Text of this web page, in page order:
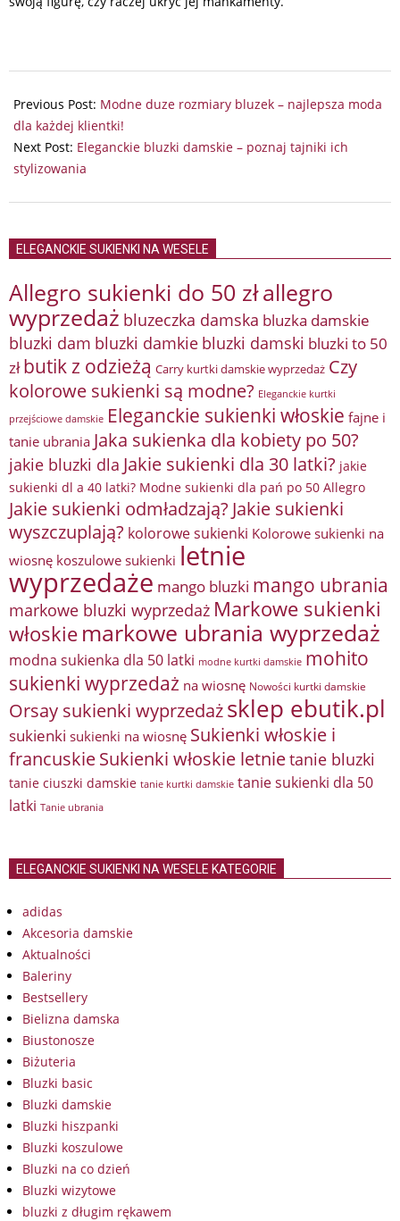
08-
19
Previous Post: Modne duze rozmiary bluzek – najlepsza moda
dla każdej klientki!
Next Post: Eleganckie bluzki damskie – poznaj tajniki ich
stylizowania
ELEGANCKIE SUKIENKI NA WESELE
Allegro sukienki do 50 złallegro
wyprzedaż bluzeczka damska bluzka damskie
bluzki dam bluzki damkie bluzki damski bluzki to 50
zł butik z odzieżą Carry kurtki damskie wyprzedaż Czy
kolorowe sukienki są modne? Eleganckie kurtki
przejściowe damskie Eleganckie sukienki włoskie fajne i
tanie ubrania Jaka sukienka dla kobiety po 50?
jakie bluzki dla Jakie sukienki dla 30 latki? jakie
sukienki dl a 40 latki? Modne sukienki dla pań po 50 Allegro
Jakie sukienki odmładzają? Jakie sukienki
wyszczuplają? kolorowe sukienki Kolorowe sukienki na
wiosnę koszulowe sukienki letnie
wyprzedaże mango bluzki mango ubrania
markowe bluzki wyprzedaż Markowe sukienki
włoskie markowe ubrania wyprzedaż
modna sukienka dla 50 latki modne kurtki damskie mohito
sukienki wyprzedaż na wiosnę Nowości kurtki damskie
Orsay sukienki wyprzedażsklep ebutik.pl
sukienki sukienki na wiosnę Sukienki włoskie i
francuskieSukienki włoskie letnietanie bluzki
tanie ciuszki damskie tanie kurtki damskie tanie sukienki dla 50
latki Tanie ubrania
ELEGANCKIE SUKIENKI NA WESELE KATEGORIE
adidas
Akcesoria damskie
Aktualności
Baleriny
Bestsellery
Bielizna damska
Biustonosze
Biżuteria
Bluzki basic
Bluzki damskie
Bluzki hiszpanki
Bluzki koszulowe
Bluzki na co dzień
Bluzki wizytowe
bluzki z długim rękawem